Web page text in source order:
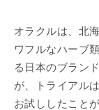
オラクルは、北
ワフルなハーブ
る日本のブラン
が、トライアル
お試ししたこと